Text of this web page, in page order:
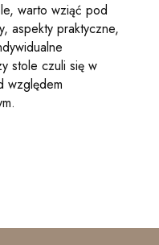
warto wziąć pod
aspekty praktyczne,
stole czuli się w
względem